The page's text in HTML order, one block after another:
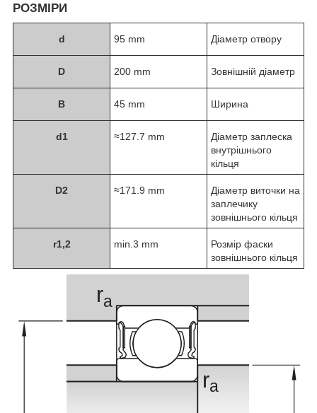
РОЗМІРИ
d 95 mm Діаметр отвору
D 200 mm Зовнішній діаметр
B 45 mm Ширина
d1 ≈127.7 mm
Діаметр заплеска
внутрішнього
кільця
D2 ≈171.9 mm
Діаметр виточки на
заплечику
зовнішнього кільця
r1,2 min.3 mm
Розмір фаски
зовнішнього кільця